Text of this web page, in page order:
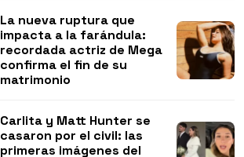
La nueva ruptura que
impacta a la farándula:
recordada actriz de Mega
confirma el fin de su
matrimonio
Carlita y Matt Hunter se
casaron por el civil: las
primeras imágenes del